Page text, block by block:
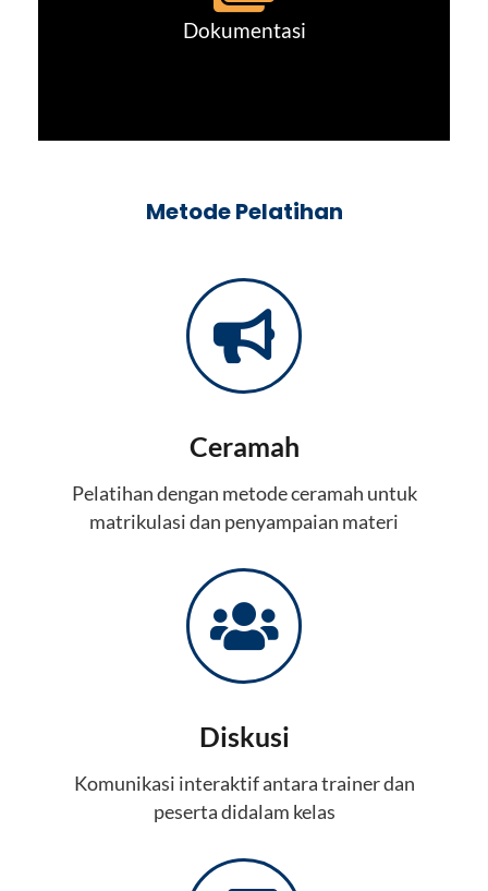
Dokumentasi
Metode Pelatihan
Ceramah
Pelatihan dengan metode ceramah untuk
matrikulasi dan penyampaian materi
Diskusi
Komunikasi interaktif antara trainer dan
peserta didalam kelas